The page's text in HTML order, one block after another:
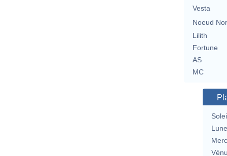
Vesta
Noeud
Lilith
Fortune
AS
MC
Lune